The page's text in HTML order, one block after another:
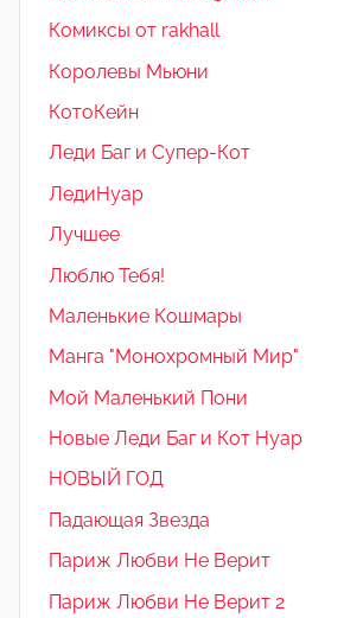
Комиксы от rakhall
Королевы Мьюни
КотоКейн
Леди Баг и Супер-Кот
ЛедиНуар
Лучшее
Люблю Тебя!
Маленькие Кошмары
Манга "Монохромный Мир"
Мой Маленький Пони
Новые Леди Баг и Кот Нуар
НОВЫЙ ГОД
Падающая Звезда
Париж Любви Не Верит
Париж Любви Не Верит 2